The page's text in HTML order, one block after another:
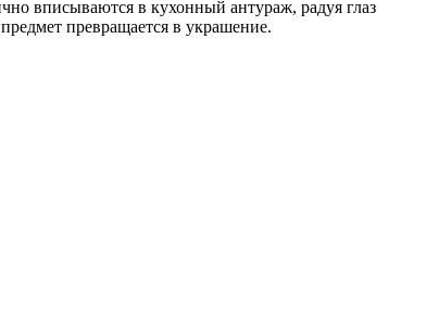
вписываются в кухонный антураж, радуя глаз
превращается в украшение.